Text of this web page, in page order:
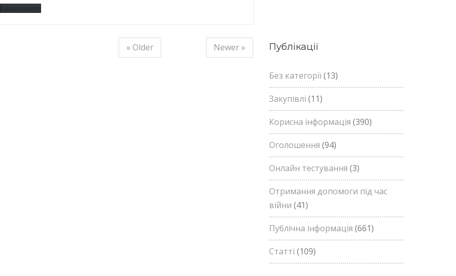
Завантажити
« Older
Newer »
Публікації
Без категорії(13)
Закупівлі (11)
Корисна інформація (390)
Оголошення (94)
Онлайн тестування (3)
Отримання допомоги під час
війни (41)
Публічна інформація (661)
Статті (109)